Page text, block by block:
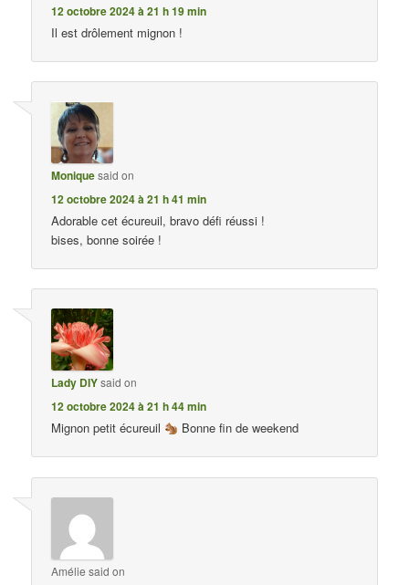
12 octobre 2024 à 21 h 19 min
Il est drôlement mignon !
Moniquesaid on
12 octobre 2024 à 21 h 41 min
Adorable cet écureuil, bravo défi réussi !
bises, bonne soirée !
Lady DIYsaid on
12 octobre 2024 à 21 h 44 min
Mignon petit écureuil Bonne fin de weekend
Amélie said on